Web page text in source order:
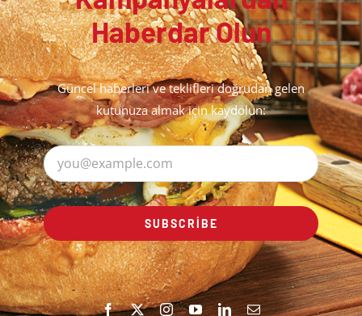
Haberdar Olun
Güncel haberleri ve teklifleri doğrudan gelen
kutunuza almak için kaydolun:
SUBSCRIBE